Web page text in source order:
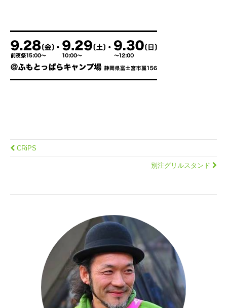
CRiPS
別注グリルスタンド